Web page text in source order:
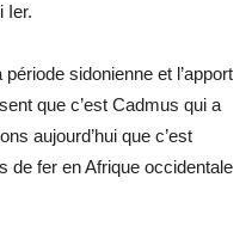
Ier.
sidonienne et l’apport
que c’est Cadmus qui a
aujourd’hui que c’est
de fer en Afrique occidentale